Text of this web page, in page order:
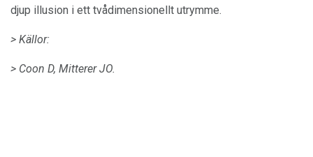
djup illusion i ett tvådimensionellt utrymme.
> Källor:
> Coon D, Mitterer JO.